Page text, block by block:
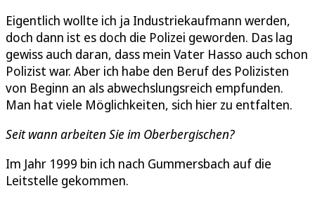
Eigentlich wollte ich ja Industriekaufmann werden,
doch dann ist es doch die Polizei geworden. Das lag
gewiss auch daran, dass mein Vater Hasso auch schon
Polizist war. Aber ich habe den Beruf des Polizisten
von Beginn an als abwechslungsreich empfunden.
Man hat viele Möglichkeiten, sich hier zu entfalten.
Seit wann arbeiten Sie im Oberbergischen?
Im Jahr 1999 bin ich nach Gummersbach auf die
Leitstelle gekommen.